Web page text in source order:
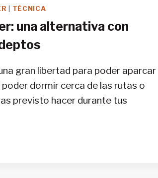
TÉCNICA
una alternativa con
gran libertad para poder aparcar
dormir cerca de las rutas o
previsto hacer durante tus